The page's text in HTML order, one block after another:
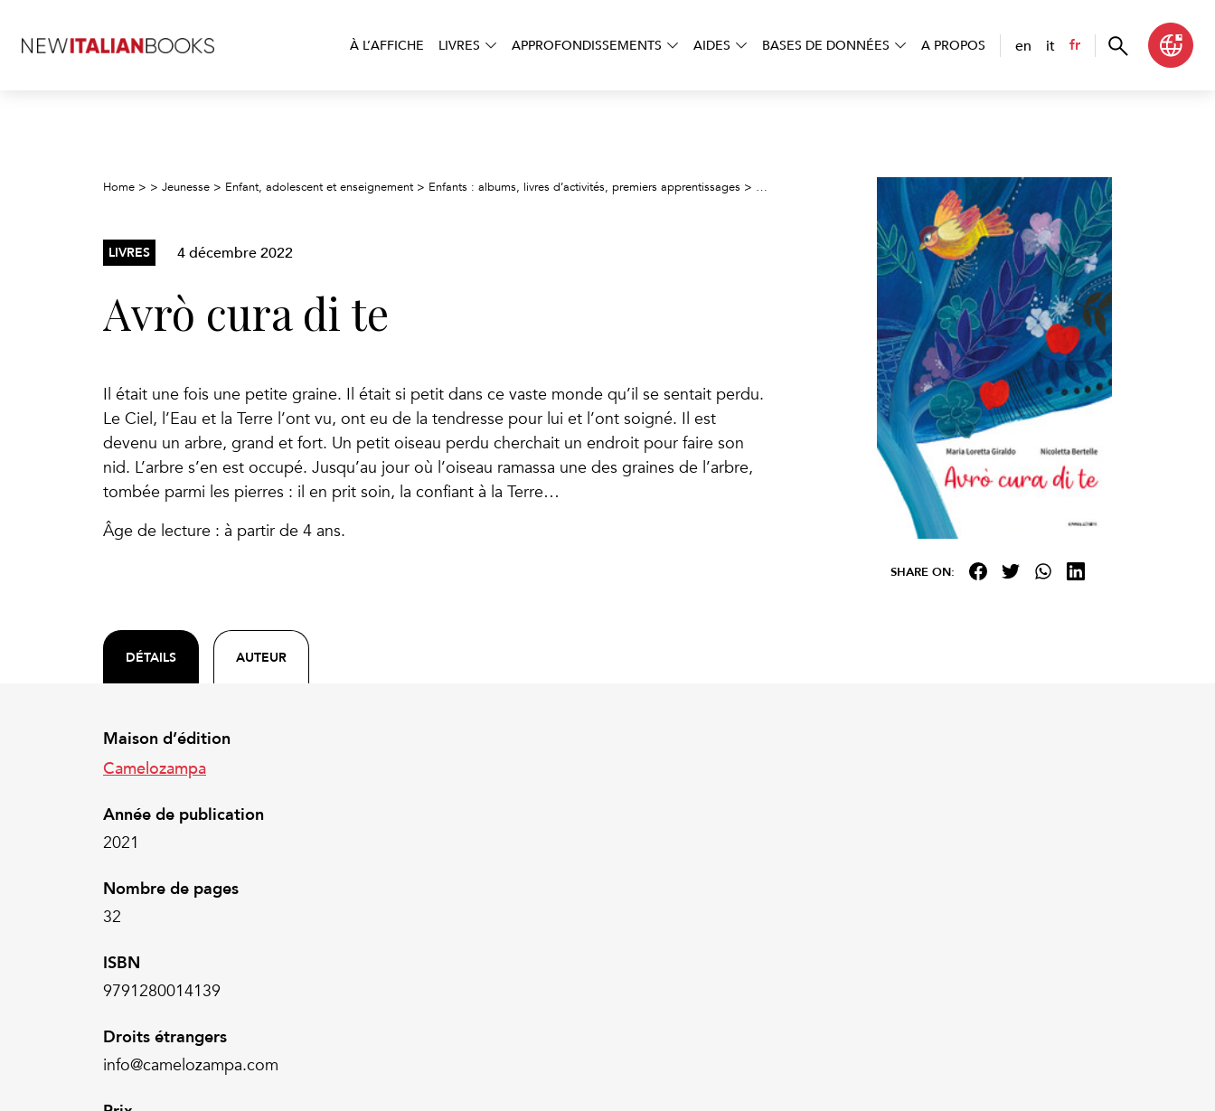
À L’AFFICHE LIVRES APPROFONDISSEMENTS AIDES BASES DE DONNÉES A PROPOS en it fr
Home > > Jeunesse > Enfant, adolescent et enseignement > Enfants : albums, livres d’activités, premiers apprentissages > Avrò cura di te
LIVRES 4 décembre 2022
Avrò cura di te
Il était une fois une petite graine. Il était si petit dans ce vaste monde qu’il se sentait perdu.
Le Ciel, l’Eau et la Terre l’ont vu, ont eu de la tendresse pour lui et l’ont soigné. Il est
devenu un arbre, grand et fort. Un petit oiseau perdu cherchait un endroit pour faire son
nid. L’arbre s’en est occupé. Jusqu’au jour où l’oiseau ramassa une des graines de l’arbre,
tombée parmi les pierres : il en prit soin, la confiant à la Terre…
Âge de lecture : à partir de 4 ans.
DÉTAILS AUTEUR
Maison d’édition
Camelozampa
Année de publication
2021
Nombre de pages
32
ISBN
9791280014139
Droits étrangers
info@camelozampa.com
SHARE ON: